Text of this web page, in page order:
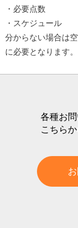
・必要点数
・スケジュール
分からない場合は
に必要となります。
各種お
こちら